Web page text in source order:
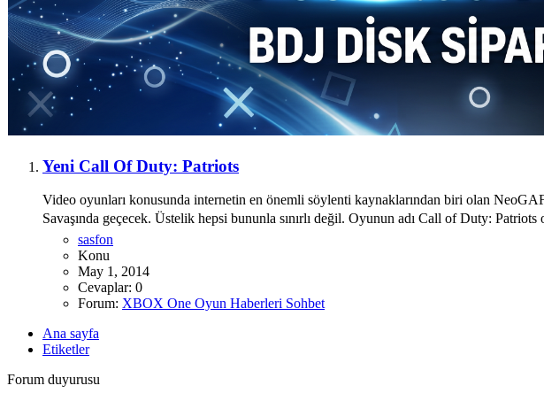
Yeni Call Of Duty: Patriots
Video oyunları konusunda internetin en önemli söylenti kaynaklarından biri olan
Savaşında geçecek. Üstelik hepsi bununla sınırlı değil. Oyunun adı Call of Duty: Patriots
sasfon
Konu
May 1, 2014
Cevaplar: 0
Forum: XBOX One Oyun Haberleri Sohbet
Ana sayfa
Etiketler
Forum duyurusu